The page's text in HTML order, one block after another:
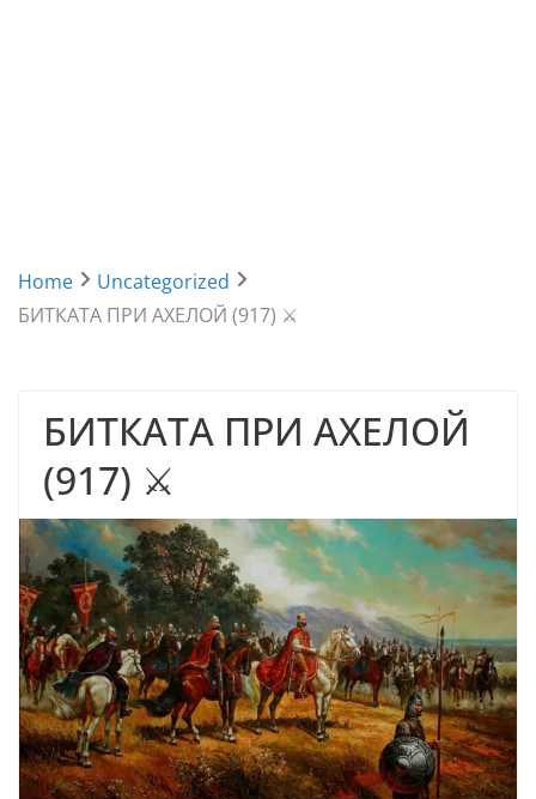
Home
Uncategorized
БИТКАТА ПРИ АХЕЛОЙ (917) ⚔️
БИТКАТА ПРИ АХЕЛОЙ
(917) ⚔️